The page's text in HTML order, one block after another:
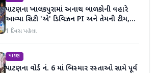
પાટણના ખાલકપુરામાં અનાથ બાળકોની વહારે
આવ્યા સિટી 'એ' ડિવિઝન PI અને તેમની ટીમ,
માનવતા મહેકી
1 દિવસ પહેલા
પાટણ
પાટણના વોર્ડ નં. 6 માં બિસ્માર રસ્તાઓ સામે પૂર્વ